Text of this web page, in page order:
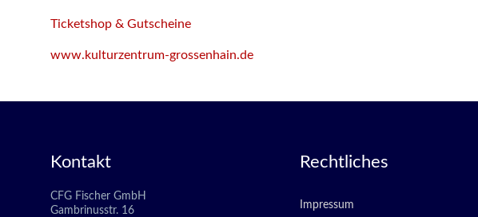
Ticketshop & Gutscheine
www.kulturzentrum-grossenhain.de
Kontakt
CFG Fischer GmbH
Gambrinusstr. 16
Rechtliches
Impressum